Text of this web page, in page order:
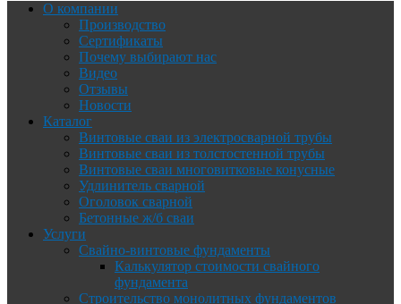
О компании
Производство
Сертификаты
Почему выбирают нас
Видео
Отзывы
Новости
Каталог
Винтовые сваи из электросварной трубы
Винтовые сваи из толстостенной трубы
Винтовые сваи многовитковые конусные
Удлинитель сварной
Оголовок сварной
Бетонные ж/б сваи
Услуги
Свайно-винтовые фундаменты
Калькулятор стоимости свайного
фундамента
Строительство монолитных фундаментов